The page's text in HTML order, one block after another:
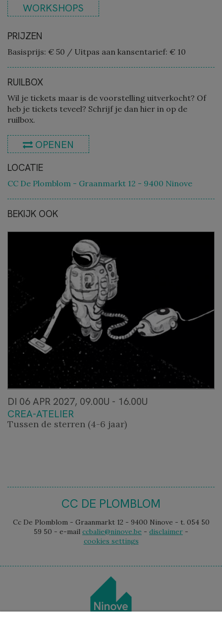
WORKSHOPS
PRIJZEN
Basisprijs: € 50 / Uitpas aan kansentarief: € 10
RUILBOX
Wil je tickets maar is de voorstelling uitverkocht? Of
heb je tickets teveel? Schrijf je dan hier in op de
ruilbox.
OPENEN
LOCATIE
CC De Plomblom - Graanmarkt 12 - 9400 Ninove
BEKIJK OOK
DI 06 APR 2027, 09.00U - 16.00U
CREA-ATELIER
Tussen de sterren (4-6 jaar)
CC DE PLOMBLOM
Cc De Plomblom - Graanmarkt 12 - 9400 Ninove - t. 054 50
59 50 - e-mail ccbalie@ninove.be - disclaimer -
cookies settings